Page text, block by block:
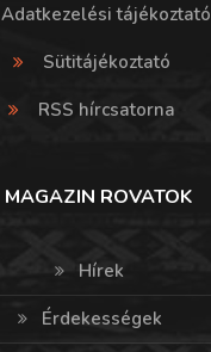
Adatkezelési tájékoztató
Sütitájékoztató
RSS hírcsatorna
MAGAZIN ROVATOK
Hírek
Érdekességek